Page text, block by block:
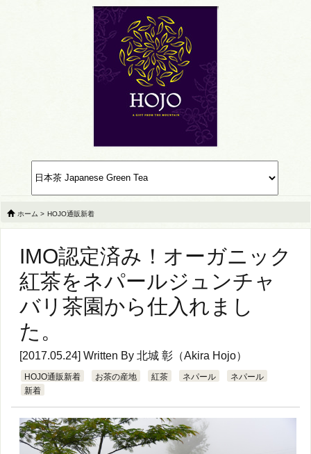
ホーム > HOJO通販新着
IMO認定済み！オーガニック
紅茶をネパールジュンチャ
バリ茶園から仕入れまし
た。
[2017.05.24] Written By 北城 彰（Akira Hojo）
HOJO通販新着 お茶の産地 紅茶 ネパール
ネパール
新着